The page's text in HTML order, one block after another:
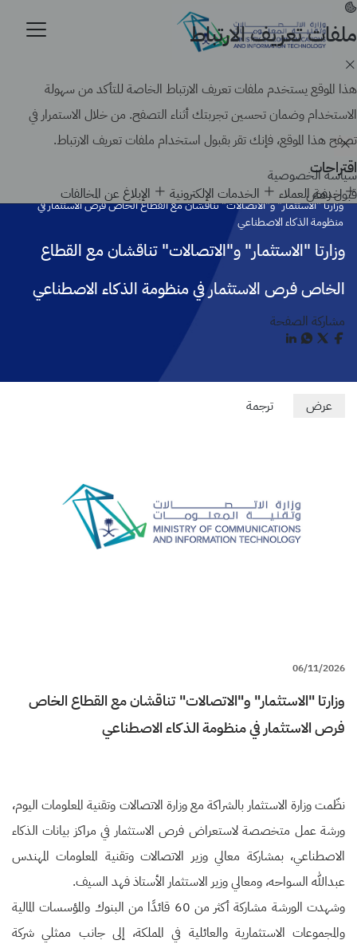
موقع حكومي رسمي تابع لحكومة المملكة العربية السعودية
كيف تتحقق
تجاوز
إلى
المحتوى
الرئيسي
اقتراحات
خدمة العملاء الخدمات الإلكترونية الإبلاغ عن المخالفات الرئيسية
أخبار الوزارة
وزارتا "الاستثمار" و"الاتصالات" تناقشان مع القطاع الخاص فرص الاستثمار في
منظومة الذكاء الاصطناعي
وزارتا "الاستثمار" و"الاتصالات" تناقشان مع القطاع
الخاص فرص الاستثمار في منظومة الذكاء الاصطناعي
مشاركة الصفحة
Primary
عرض ترجمة
06/11/2026
وزارتا "الاستثمار" و"الاتصالات" تناقشان مع القطاع الخاص
فرص الاستثمار في منظومة الذكاء الاصطناعي
نظّمت وزارة الاستثمار بالشراكة مع وزارة الاتصالات وتقنية المعلومات اليوم،
ورشة عمل متخصصة لاستعراض فرص الاستثمار في مراكز بيانات الذكاء
الاصطناعي، بمشاركة معالي وزير الاتصالات وتقنية المعلومات المهندس
عبدالله السواحه، ومعالي وزير الاستثمار الأستاذ فهد السيف.
وشهدت الورشة مشاركة أكثر من 60 قائدًا من البنوك والمؤسسات المالية
والمجموعات الاستثمارية والعائلية في المملكة، إلى جانب ممثلي شركة
ملفات تعريف الارتباط
هذا الموقع يستخدم ملفات تعريف الارتباط الخاصة للتأكد من سهولة
الاستخدام وضمان تحسين تجربتك أثناء التصفح. من خلال الاستمرار في
تصفح هذا الموقع، فإنك تقر بقبول استخدام ملفات تعريف الارتباط.
سياسة الخصوصية
قبولرفض